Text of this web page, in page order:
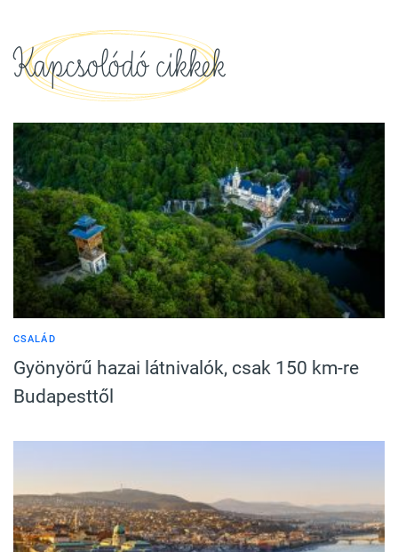
Kapcsolódó cikkek
CSALÁD
Gyönyörű hazai látnivalók, csak 150 km-re
Budapesttől